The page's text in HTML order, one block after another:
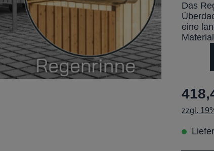
Das
eine
zzgl.